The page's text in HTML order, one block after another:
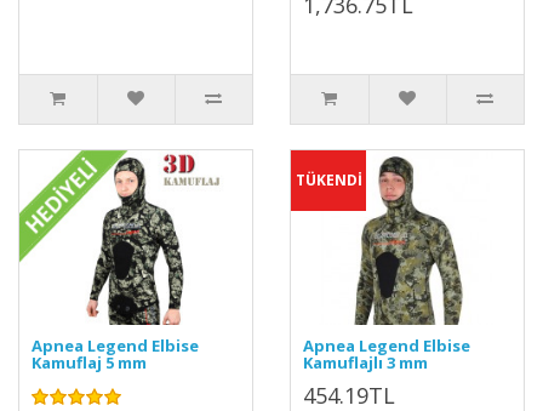
Apnea Legend Elbise
Kamuflaj 5 mm
TÜKENDİ
Apnea Legend Elbise
Kamuflajlı 3 mm
454.19TL